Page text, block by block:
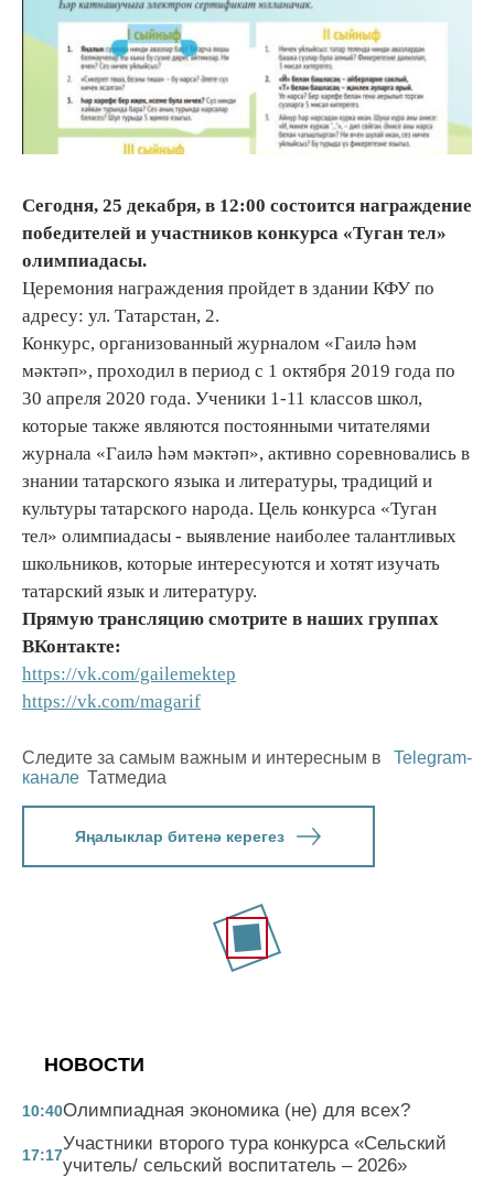
Сегодня, 25 декабря, в 12:00 состоится награждение
победителей и участников конкурса «Туган тел»
олимпиадасы.
Церемония награждения пройдет в здании КФУ по
адресу: ул. Татарстан, 2.
Конкурс, организованный журналом «Гаилә һәм
мәктәп», проходил в период с 1 октября 2019 года по
30 апреля 2020 года. Ученики 1-11 классов школ,
которые также являются постоянными читателями
журнала «Гаилә һәм мәктәп», активно соревновались в
знании татарского языка и литературы, традиций и
культуры татарского народа. Цель конкурса «Туган
тел» олимпиадасы - выявление наиболее талантливых
школьников, которые интересуются и хотят изучать
татарский язык и литературу.
Прямую трансляцию смотрите в наших группах
ВКонтакте:
https://vk.com/gailemektep
https://vk.com/magarif
Следите за самым важным и интересным в
Telegram-
канале Татмедиа
Яңалыклар битенә керегез
НОВОСТИ
10:40Олимпиадная экономика (не) для всех?
17:17
Участники второго тура конкурса «Сельский
учитель/ сельский воспитатель – 2026»